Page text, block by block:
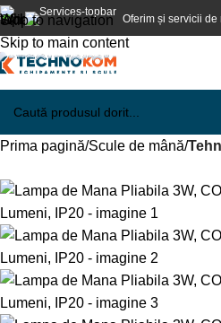
Skip to navigation
Skip to main content
Oferim și servicii de
Prima pagină Scule de mână